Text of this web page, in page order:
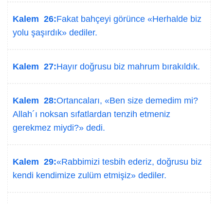
Kalem 26:Fakat bahçeyi görünce «Herhalde biz
yolu şaşırdık» dediler.
Kalem 27:Hayır doğrusu biz mahrum bırakıldık.
Kalem 28:Ortancaları, «Ben size demedim mi?
Allah´ı noksan sıfatlardan tenzih etmeniz
gerekmez miydi?» dedi.
Kalem 29:«Rabbimizi tesbih ederiz, doğrusu biz
kendi kendimize zulüm etmişiz» dediler.